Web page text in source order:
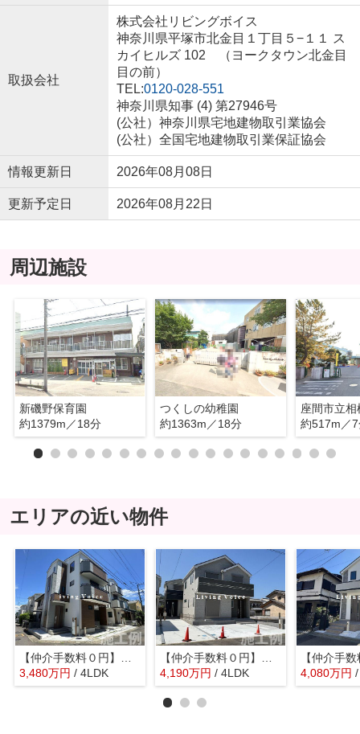
取扱会社
株式会社リビングボイス
神奈川県平塚市北金目１丁目５−１１ ス
カイヒルズ 102 （ヨークタウン北金目
目の前）
TEL:0120-028-551
神奈川県知事 (4) 第27946号
(公社）神奈川県宅地建物取引業協会
(公社）全国宅地建物取引業保証協会
情報更新日 2026年08月08日
更新予定日 2026年08月22日
周辺施設
新磯野保育園
約1379m／18分
つくしの幼稚園
約1363m／18分
座間市立
約517m／
エリアの近い物件
【仲介手数料０円】間市ひばりが丘2丁目16期 新築一戸建て
3,480万円 / 4LDK
【仲介手数料０円】座間市東原1丁目 新築一戸建て 全3棟
4,190万円 / 4LDK 4,080万円